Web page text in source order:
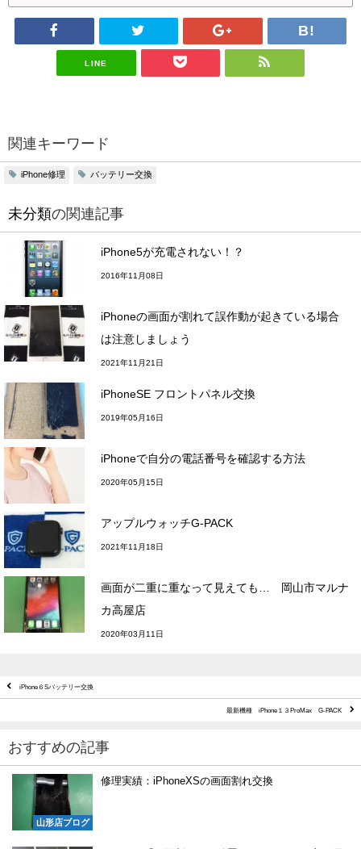
LINE
関連キーワード
iPhone修理 バッテリー交換
未分類の関連記事
iPhone5が充電されない！？
2016年11月08日
iPhoneの画面が割れて誤作動が起きている場合
は注意しましょう
2021年11月21日
iPhoneSE フロントパネル交換
2019年05月16日
iPhoneで自分の電話番号を確認する方法
2020年05月15日
アップルウォッチG-PACK
2021年11月18日
画面が二重に重なって見えても… 岡山市マルナ
カ高屋店
2020年03月11日
iPhone６Sバッテリー交換
最新機種 iPhone１３ProMax G-PACK
おすすめの記事
山形店ブログ
修理実績：iPhoneXSの画面割れ交換